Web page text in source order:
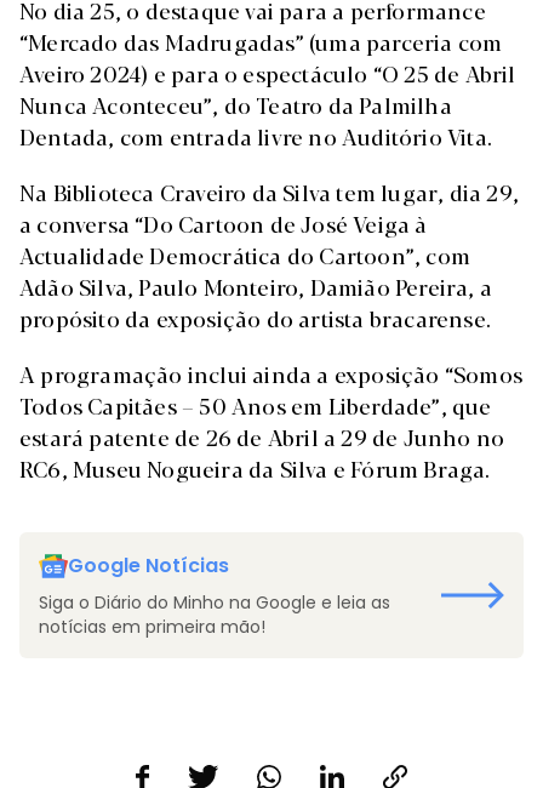
No dia 25, o destaque vai para a performance
“Mercado das Madrugadas” (uma parceria com
Aveiro 2024) e para o espectáculo “O 25 de Abril
Nunca Aconteceu”, do Teatro da Palmilha
Dentada, com entrada livre no Auditório Vita.
Na Biblioteca Craveiro da Silva tem lugar, dia 29,
a conversa “Do Cartoon de José Veiga à
Actualidade Democrática do Cartoon”, com
Adão Silva, Paulo Monteiro, Damião Pereira, a
propósito da exposição do artista bracarense.
A programação inclui ainda a exposição “Somos
Todos Capitães – 50 Anos em Liberdade”, que
estará patente de 26 de Abril a 29 de Junho no
RC6, Museu Nogueira da Silva e Fórum Braga.
Google Notícias
Siga o Diário do Minho na Google e leia as
notícias em primeira mão!